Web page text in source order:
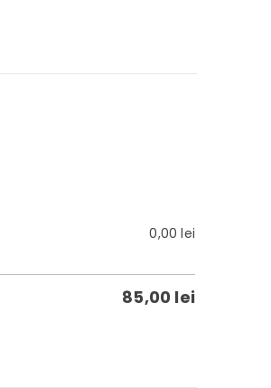
0,00lei
85,00 lei